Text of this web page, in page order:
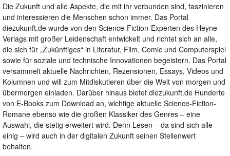
Die Zukunft und alle Aspekte, die mit ihr verbunden sind, faszinieren
und interessieren die Menschen schon immer. Das Portal
diezukunft.de wurde von den Science-Fiction-Experten des Heyne-
Verlags mit großer Leidenschaft entwickelt und richtet sich an alle,
die sich für „Zukünftiges“ in Literatur, Film, Comic und Computerspiel
sowie für soziale und technische Innovationen begeistern. Das Portal
versammelt aktuelle Nachrichten, Rezensionen, Essays, Videos und
Kolumnen und will zum Mitdiskutieren über die Welt von morgen und
übermorgen einladen. Darüber hinaus bietet diezukunft.de Hunderte
von E-Books zum Download an, wichtige aktuelle Science-Fiction-
Romane ebenso wie die großen Klassiker des Genres – eine
Auswahl, die stetig erweitert wird. Denn Lesen – da sind sich alle
einig – wird auch in der digitalen Zukunft seinen Stellenwert
behalten.